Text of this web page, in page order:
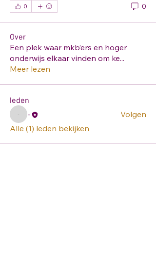
0 0
Over
Een plek waar mkb’ers en hoger
onderwijs elkaar vinden om ke...
Meer lezen
leden
-
Volgen
Alle (1) leden bekijken